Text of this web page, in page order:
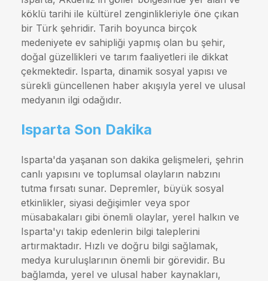
köklü tarihi ile kültürel zenginlikleriyle öne çıkan
bir Türk şehridir. Tarih boyunca birçok
medeniyete ev sahipliği yapmış olan bu şehir,
doğal güzellikleri ve tarım faaliyetleri ile dikkat
çekmektedir. Isparta, dinamik sosyal yapısı ve
sürekli güncellenen haber akışıyla yerel ve ulusal
medyanın ilgi odağıdır.
Isparta Son Dakika
Isparta'da yaşanan son dakika gelişmeleri, şehrin
canlı yapısını ve toplumsal olayların nabzını
tutma fırsatı sunar. Depremler, büyük sosyal
etkinlikler, siyasi değişimler veya spor
müsabakaları gibi önemli olaylar, yerel halkın ve
Isparta'yı takip edenlerin bilgi taleplerini
artırmaktadır. Hızlı ve doğru bilgi sağlamak,
medya kuruluşlarının önemli bir görevidir. Bu
bağlamda, yerel ve ulusal haber kaynakları,